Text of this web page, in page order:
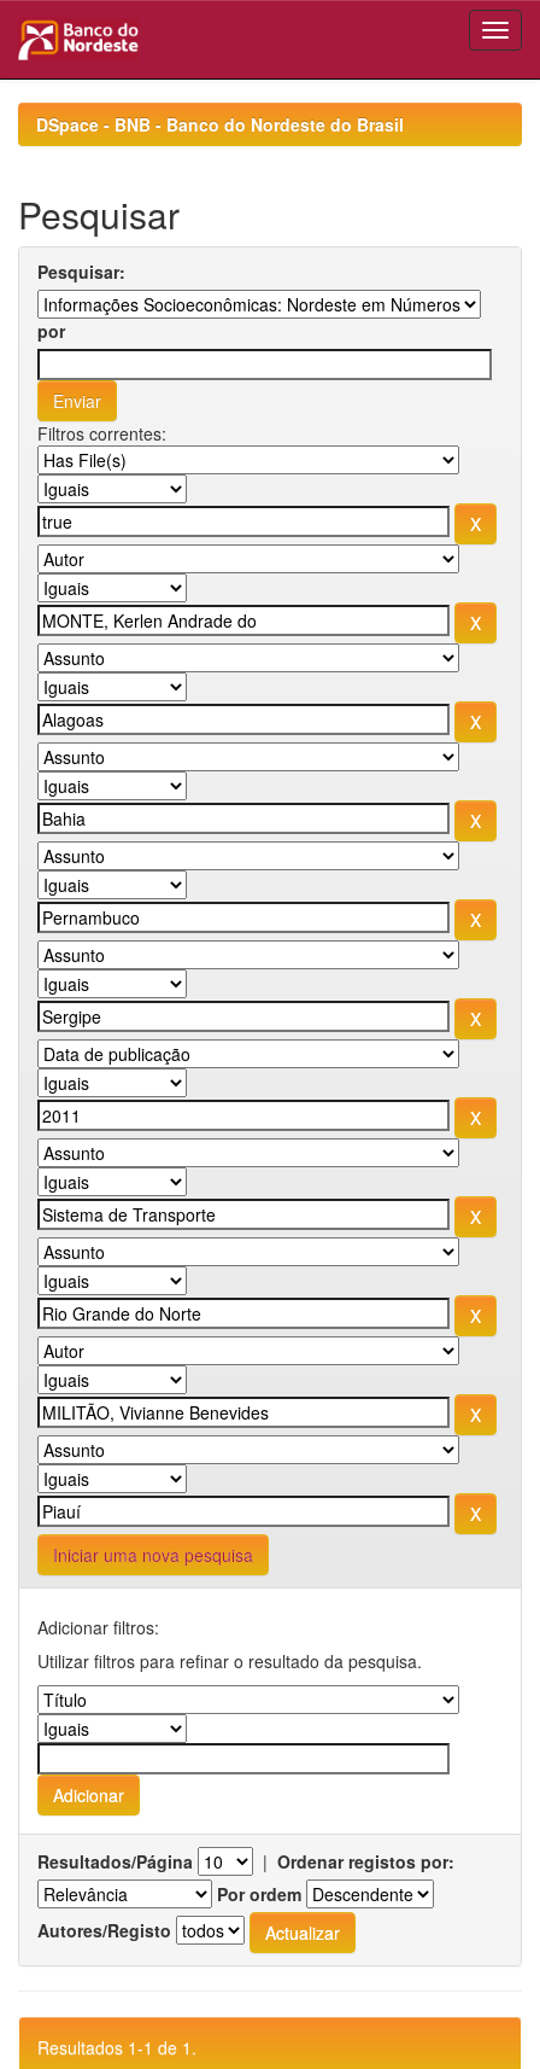
navigationDSpace - BNB - Banco do Nordeste do Brasil
Pesquisar
Pesquisar:
por
Filtros correntes:
Iniciar uma nova pesquisa
Adicionar filtros:
Utilizar filtros para refinar o resultado da pesquisa.
Resultados/Página | Ordenar registos por:
Por ordem
Autores/Registo
Resultados 1-1 de 1.